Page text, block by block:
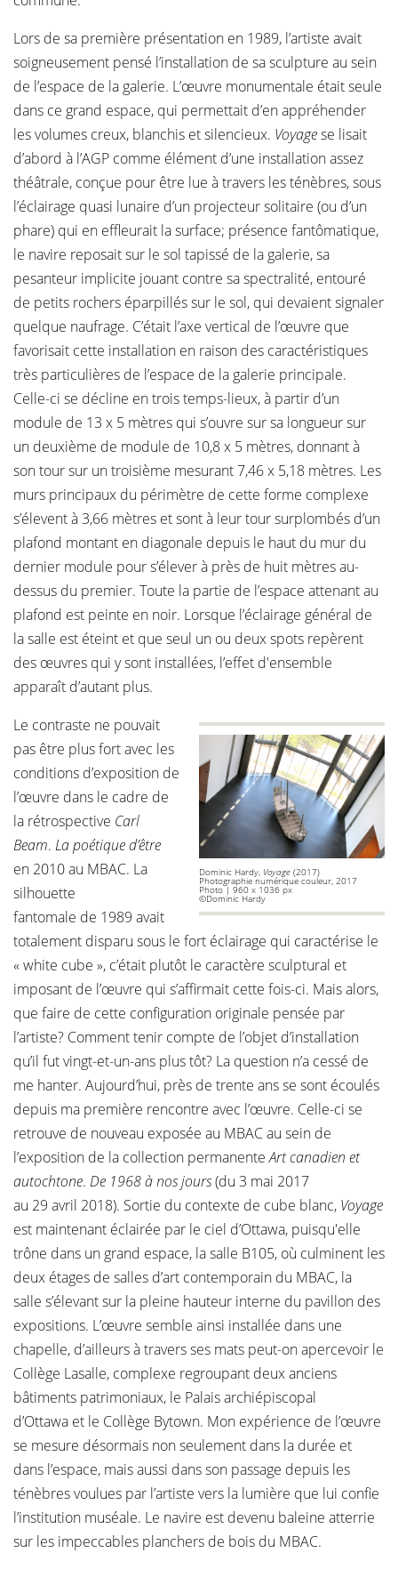
Lors de sa première présentation en 1989, l’artiste avait
soigneusement pensé l’installation de sa sculpture au sein
de l’espace de la galerie. L’œuvre monumentale était seule
dans ce grand espace, qui permettait d’en appréhender
les volumes creux, blanchis et silencieux. Voyagese lisait
d’abord à l’AGP comme élément d’une installation assez
théâtrale, conçue pour être lue à travers les ténèbres, sous
l’éclairage quasi lunaire d’un projecteur solitaire (ou d’un
phare) qui en effleurait la surface; présence fantômatique,
le navire reposait sur le sol tapissé de la galerie, sa
pesanteur implicite jouant contre sa spectralité, entouré
de petits rochers éparpillés sur le sol, qui devaient signaler
quelque naufrage. C’était l’axe vertical de l’œuvre que
favorisait cette installation en raison des caractéristiques
très particulières de l’espace de la galerie principale.
Celle-ci se décline en trois temps-lieux, à partir d’un
module de 13 x 5 mètres qui s’ouvre sur sa longueur sur
un deuxième de module de 10,8 x 5 mètres, donnant à
son tour sur un troisième mesurant 7,46 x 5,18 mètres. Les
murs principaux du périmètre de cette forme complexe
s’élevent à 3,66 mètres et sont à leur tour surplombés d’un
plafond montant en diagonale depuis le haut du mur du
dernier module pour s’élever à près de huit mètres au-
dessus du premier. Toute la partie de l’espace attenant au
plafond est peinte en noir. Lorsque l’éclairage général de
la salle est éteint et que seul un ou deux spots repèrent
des œuvres qui y sont installées, l’effet d'ensemble
apparaît d’autant plus.
Dominic Hardy, Voyage (2017)
Photographie numérique couleur, 2017
Photo | 960 x 1036 px
©Dominic Hardy
Le contraste ne pouvait
pas être plus fort avec les
conditions d’exposition de
l’œuvre dans le cadre de
la rétrospective Carl
Beam. La poétique d’être
en 2010 au MBAC. La
silhouette
fantomale de 1989 avait
totalement disparu sous le fort éclairage qui caractérise le
« white cube », c’était plutôt le caractère sculptural et
imposant de l’œuvre qui s’affirmait cette fois-ci. Mais alors,
que faire de cette configuration originale pensée par
l’artiste? Comment tenir compte de l’objet d’installation
qu’il fut vingt-et-un-ans plus tôt? La question n’a cessé de
me hanter. Aujourd’hui, près de trente ans se sont écoulés
depuis ma première rencontre avec l’œuvre. Celle-ci se
retrouve de nouveau exposée au MBAC au sein de
l’exposition de la collection permanenteArt canadien et
autochtone. De 1968 à nos jours(du 3 mai 2017
au 29 avril 2018). Sortie du contexte de cube blanc, Voyage
est maintenant éclairée par le ciel d’Ottawa, puisqu'elle
trône dans un grand espace, la salle B105, où culminent les
deux étages de salles d’art contemporain du MBAC, la
salle s’élevant sur la pleine hauteur interne du pavillon des
expositions. L’œuvre semble ainsi installée dans une
chapelle, d’ailleurs à travers ses mats peut-on apercevoir le
Collège Lasalle, complexe regroupant deux anciens
bâtiments patrimoniaux, le Palais archiépiscopal
d’Ottawa et le Collège Bytown. Mon expérience de l’œuvre
se mesure désormais non seulement dans la durée et
dans l’espace, mais aussi dans son passage depuis les
ténèbres voulues par l’artiste vers la lumière que lui confie
l’institution muséale. Le navire est devenu baleine atterrie
sur les impeccables planchers de bois du MBAC.